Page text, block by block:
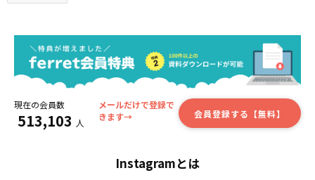
現在の会員数
513,103 人
メールだけで登録で
きます→
会員登録する【無料】
Instagramとは